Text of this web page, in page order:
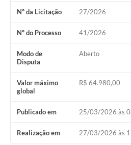
Nº da Licitação 27/2026
Nº do Processo 41/2026
Modo de
Disputa
Aberto
Valor máximo
global
R$ 64.980,00
Publicado em 25/03/2026 às
Realização em 27/03/2026 às